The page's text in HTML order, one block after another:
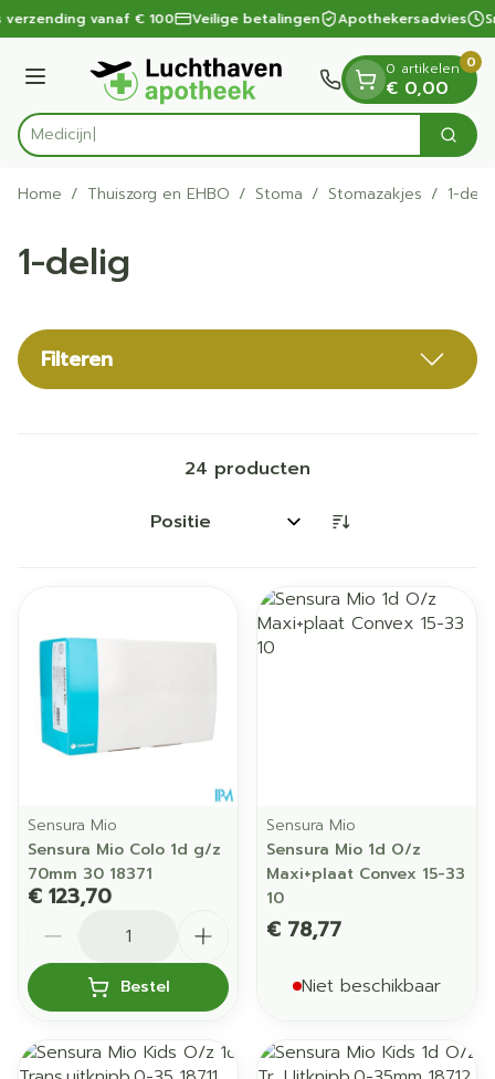
Ga naar de inhoud
1 van 1 vanaf € 100 Veilige betalingen Apothekersadvies
Menu
Product, merk, categorie... Zoek
0 artikelen
€ 0,00
0
Home / Thuiszorg en EHBO / Stoma / Stomazakjes / 1-delig
1-delig
Filteren
24 producten
Sorteer op:
Sensura Mio
Sensura Mio Colo 1d g/z
70mm 30 18371
€ 123,70
Bestel
Sensura Mio
Sensura Mio 1d O/z
Maxi+plaat Convex 15-33
10
€ 78,77
Niet beschikbaar